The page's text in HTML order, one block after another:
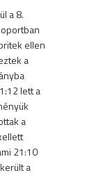
a 8.
ellen
a
lett a
a
21:10
a